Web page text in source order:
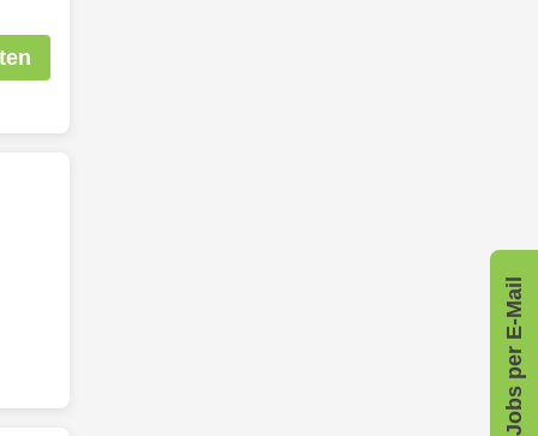
Jobs per E-Mail